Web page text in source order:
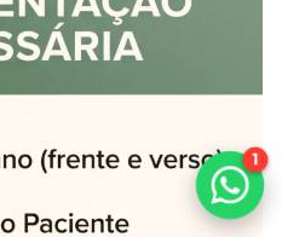
1